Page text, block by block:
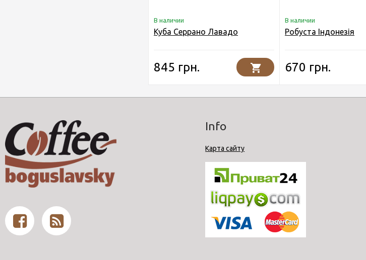
В наличии
Куба Серрано Лавадо
845 грн.
В наличии
Робуста Індонезія
670 грн.
Info
Карта сайту